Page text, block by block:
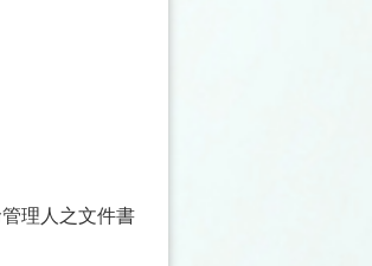
理人之文件書